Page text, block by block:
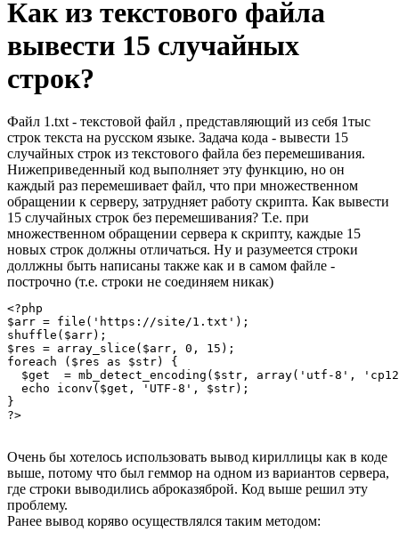
Как из текстового файла
вывести 15 случайных
строк?
Файл 1.txt - текстовой файл , представляющий из себя 1тыс
строк текста на русском языке. Задача кода - вывести 15
случайных строк из текстового файла без перемешивания.
Нижеприведенный код выполняет эту функцию, но он
каждый раз перемешивает файл, что при множественном
обращении к серверу, затрудняет работу скрипта. Как вывести
15 случайных строк без перемешивания? Т.е. при
множественном обращении сервера к скрипту, каждые 15
новых строк должны отличаться. Ну и разумеется строки
доллжны быть написаны также как и в самом файле -
построчно (т.е. строки не соединяем никак)
<?php
$arr = file('https://site/1.txt');
shuffle($arr);
$res = array_slice($arr, 0, 15);
foreach ($res as $str) {
$get  = mb_detect_encoding($str, array('utf-8',
  echo iconv($get, 'UTF-8', $str);
}
?>
Очень бы хотелось использовать вывод кириллицы как в коде
выше, потому что был геммор на одном из вариантов сервера,
где строки выводились аброказяброй. Код выше решил эту
проблему.
Ранее вывод коряво осуществлялся таким методом: